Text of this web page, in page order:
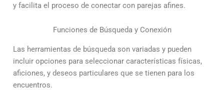
y facilita el proceso de conectar con parejas afines.
Funciones de Búsqueda y Conexión
Las herramientas de búsqueda son variadas y pueden
incluir opciones para seleccionar características físicas,
aficiones, y deseos particulares que se tienen para los
encuentros.